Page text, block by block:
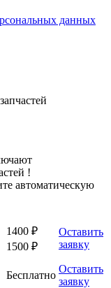
данных
!
автоматическую
1400 ₽
1500 ₽
Оставить
заявку
Бесплатно
Оставить
заявку